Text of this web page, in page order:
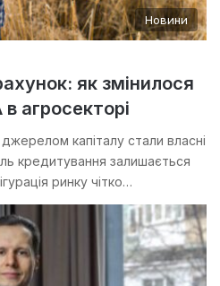
Новини
як змінилося
агросекторі
капіталу стали власні
кредитування залишається
ринку чітко…